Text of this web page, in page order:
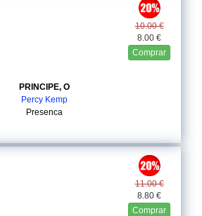
10.00 €
8.00 €
Comprar
PRINCIPE, O
Percy Kemp
Presenca
11.00 €
8.80 €
Comprar